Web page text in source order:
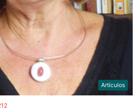
Artículos